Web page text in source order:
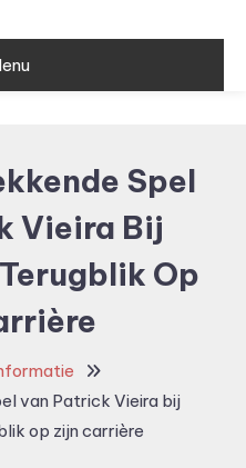
Spel
Vieira Bij
Op
van Patrick Vieira bij
op zijn carrière